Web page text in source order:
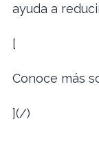
ayuda a
[
Conoce más
](/)